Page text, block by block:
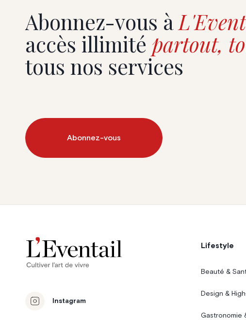
Abonnez-vous à
accès illimité partout,
tous nos services
Abonnez-vous
Instagram
Lifestyle
Beauté &
Design &
Gastronomie